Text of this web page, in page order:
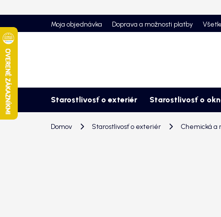
na
obsah
Moja objednávka Doprava a možnosti platby
Starostlivosť o exteriér Starostlivosť o
Domov Starostlivosť o exteriér Chemická a